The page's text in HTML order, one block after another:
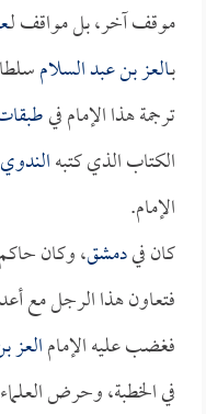
موقف آخر، بل مواقف لـ
بـالعز بن عبد السلام
ترجمة هذا الإمام في
الكتاب الذي كتبهالندوي
الإمام.
كان فيدمشق، وكان
فتعاون هذا الرجل مع
فغضب عليه الإمامالعز
في الخطبة، وحرض